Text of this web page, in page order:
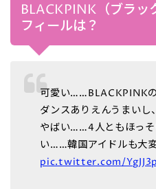
BLACKPINK（ブラッ
フィールは？
可愛い……BLACKPINK
ダンスありえんうまい
やばい……4人ともほっ
い……韓国アイドルも大
pic.twitter.com/